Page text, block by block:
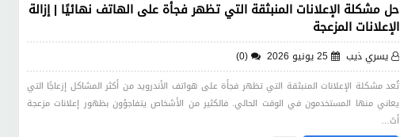
حل مشكلة الإعلانات المنبثقة التي تظهر فجأة على الهاتف نهائيًا | إزالة
الإعلانات المزعجة
يسري ذيب 25 يونيو 2026 (0)
تُعد مشكلة الإعلانات المنبثقة التي تظهر فجأة على هواتف الأندرويد من أكثر المشاكل إزعاجًا التي
يعاني منها المستخدمون في الوقت الحالي. فالكثير من الأشخاص يتفاجؤون بظهور إعلانات مزعجة
أث…